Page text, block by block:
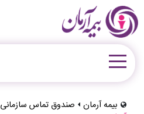
بیمه آرمان صندوق تماس سازمانی